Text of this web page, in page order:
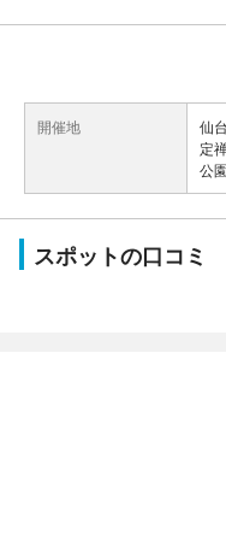
開催地
仙
定
公
スポットの口コミ